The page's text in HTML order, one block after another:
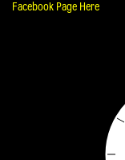
Facebook Page Here